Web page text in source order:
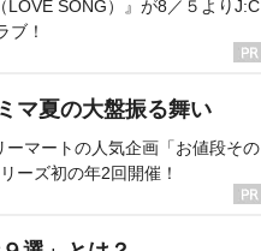
SONG）』が8／５よりJ:C
ブ！
マ夏の大盤振る舞い
マートの人気企画「お値段その
ーズ初の年2回開催！